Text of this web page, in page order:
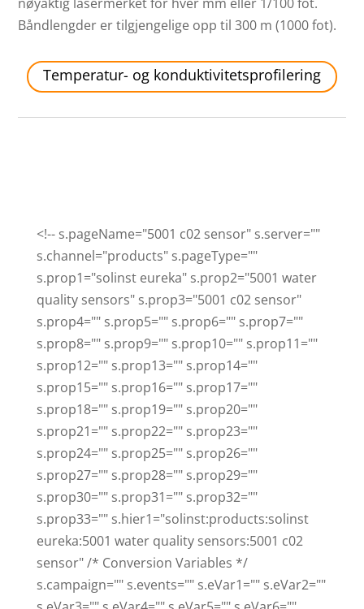
Båndlengder er tilgjengelige opp til 300 m (1000 fot).
Temperatur- og konduktivitetsprofilering
<!-- s.pageName="5001 c02 sensor" s.server=""
s.channel="products" s.pageType=""
s.prop1="solinst eureka" s.prop2="5001 water
quality sensors" s.prop3="5001 c02 sensor"
s.prop4="" s.prop5="" s.prop6="" s.prop7=""
s.prop8="" s.prop9="" s.prop10="" s.prop11=""
s.prop12="" s.prop13="" s.prop14=""
s.prop15="" s.prop16="" s.prop17=""
s.prop18="" s.prop19="" s.prop20=""
s.prop21="" s.prop22="" s.prop23=""
s.prop24="" s.prop25="" s.prop26=""
s.prop27="" s.prop28="" s.prop29=""
s.prop30="" s.prop31="" s.prop32=""
s.prop33="" s.hier1="solinst:products:solinst
eureka:5001 water quality sensors:5001 c02
sensor" /* Conversion Variables */
s.campaign="" s.events="" s.eVar1="" s.eVar2=""